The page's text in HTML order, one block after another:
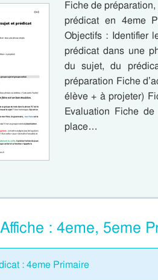
Fiche de
prédicat en 4eme
Objectifs : Identifier
prédicat dans une
du sujet, du
préparation Fiche
élève + à projeter)
Evaluation Fiche
place…
: 4eme, 5eme
: 4eme Primaire